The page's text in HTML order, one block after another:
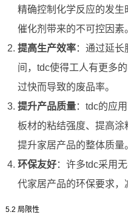
精确控制化学反应的发
催化剂带来的不可控因素
提高生产效率：通过延长
间，tdc使得工人有更多
过快而导致的废品率。
提升产品质量：tdc的应
板材的粘结强度、提高
提升家居产品的整体质量
环保友好：许多tdc采用
代家居产品的环保要求，
5.2 局限性